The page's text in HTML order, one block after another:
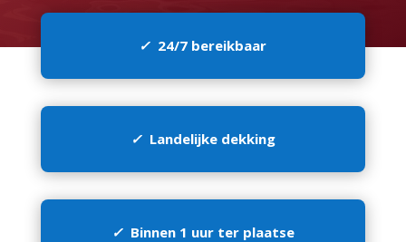
✓ 24/7 bereikbaar
✓ Landelijke dekking
✓Binnen 1 uur ter plaatse